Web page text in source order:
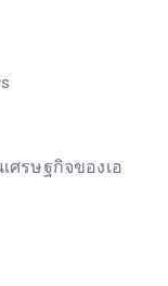
ศรษฐกิจของเอ